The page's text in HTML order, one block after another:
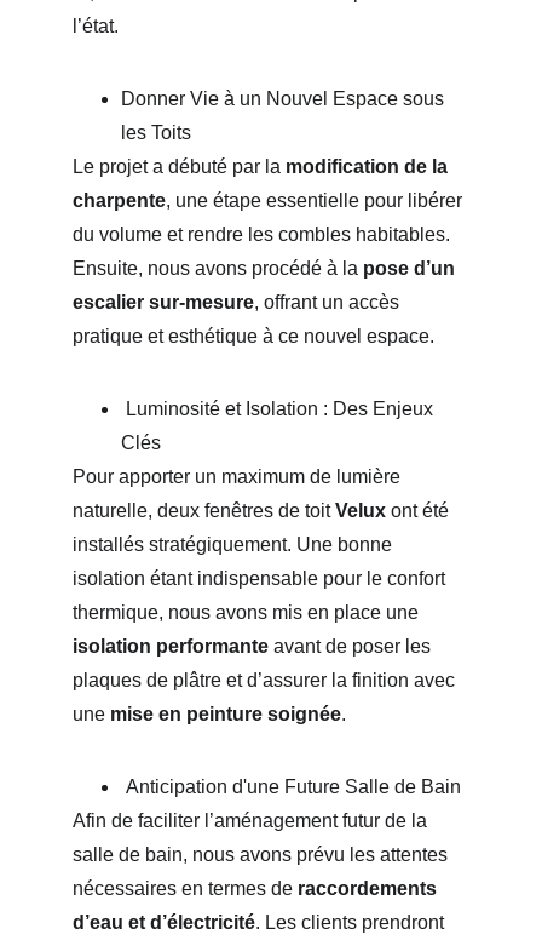
l’état.
Donner Vie à un Nouvel Espace sous
les Toits
Le projet a débuté par la modification de la
charpente, une étape essentielle pour libérer
du volume et rendre les combles habitables.
Ensuite, nous avons procédé à la pose d’un
escalier sur-mesure, offrant un accès
pratique et esthétique à ce nouvel espace.
Clés
Pour apporter un maximum de lumière
naturelle, deux fenêtres de toit Velux ont été
installés stratégiquement. Une bonne
isolation étant indispensable pour le confort
thermique, nous avons mis en place une
isolation performante avant de poser les
plaques de plâtre et d’assurer la finition avec
une mise en peinture soignée.
Anticipation d'une Future Salle de Bain
Afin de faciliter l’aménagement futur de la
salle de bain, nous avons prévu les attentes
nécessaires en termes de raccordements
d’eau et d’électricité. Les clients prendront